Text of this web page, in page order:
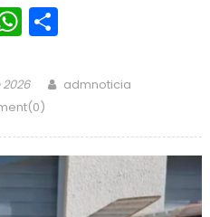
WhatsApp
2026 Author
admnoticia